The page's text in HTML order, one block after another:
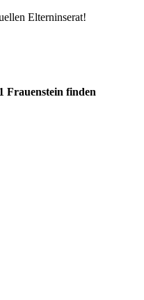
Elterninserat!
Frauenstein finden